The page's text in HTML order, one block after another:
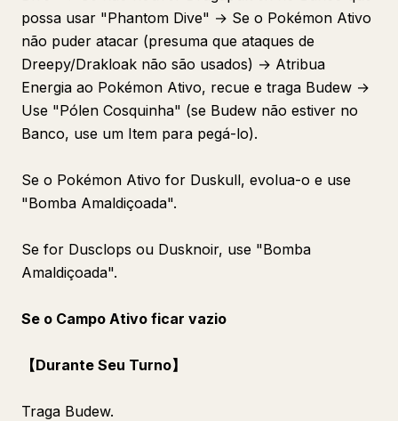
possa usar "Phantom Dive" → Se o Pokémon Ativo
não puder atacar (presuma que ataques de
Dreepy/Drakloak não são usados) → Atribua
Energia ao Pokémon Ativo, recue e traga Budew →
Use "Pólen Cosquinha" (se Budew não estiver no
Banco, use um Item para pegá-lo).
Se o Pokémon Ativo for Duskull, evolua-o e use
"Bomba Amaldiçoada".
Se for Dusclops ou Dusknoir, use "Bomba
Amaldiçoada".
Se o Campo Ativo ficar vazio
【Durante Seu Turno】
Traga Budew.